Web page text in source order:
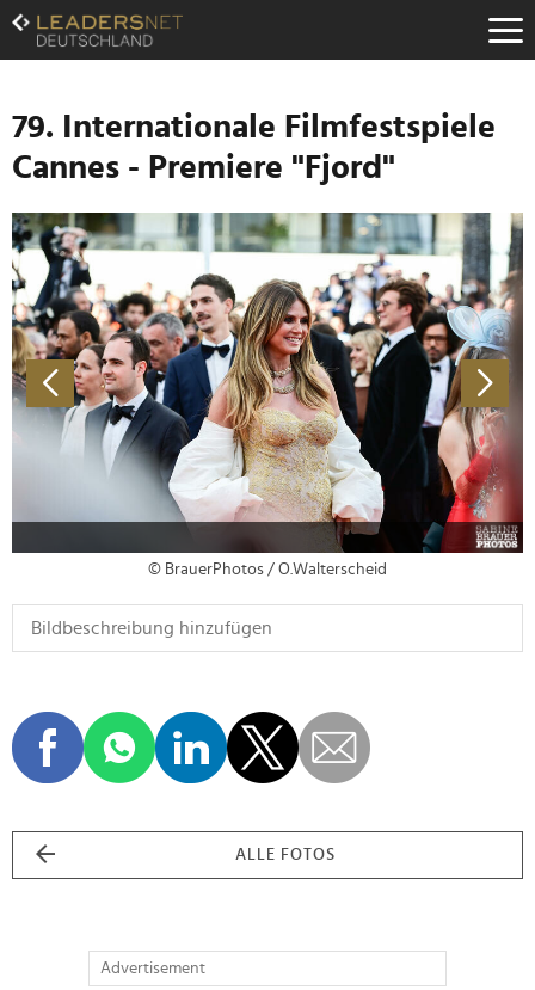
Zum
Inhalt
Zur
Navigation
Zur
Hauptnavigation
79. Internationale Filmfestspiele
Cannes - Premiere "Fjord"
© BrauerPhotos / O.Walterscheid
ALLE FOTOS
Advertisement